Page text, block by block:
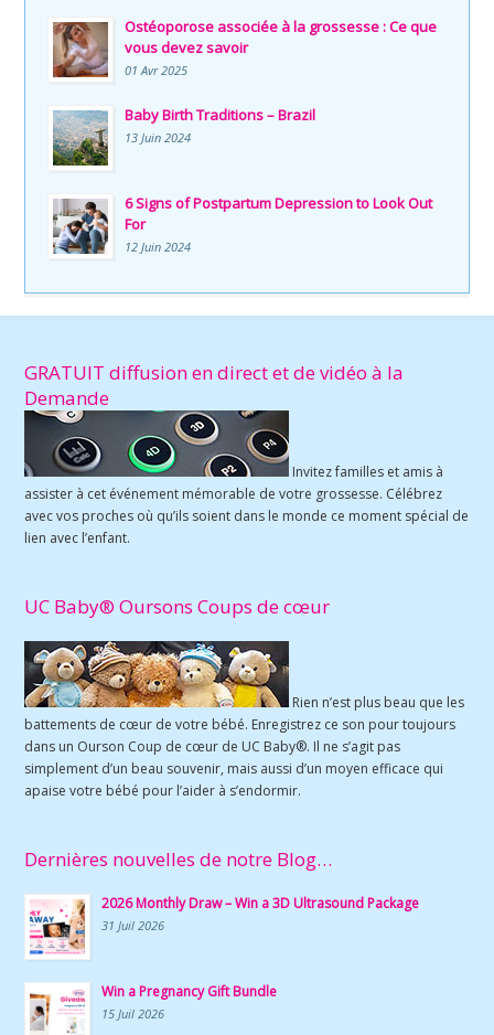
Ostéoporose associée à la grossesse : Ce que
vous devez savoir
01 Avr 2025
Baby Birth Traditions – Brazil
13 Juin 2024
6 Signs of Postpartum Depression to Look Out
For
12 Juin 2024
GRATUIT diffusion en direct et de vidéo à la
Demande
Invitez familles et amis à
assister à cet événement mémorable de votre grossesse. Célébrez
avec vos proches où qu’ils soient dans le monde ce moment spécial de
lien avec l’enfant.
UC Baby® Oursons Coups de cœur
Rien n’est plus beau que les
battements de cœur de votre bébé. Enregistrez ce son pour toujours
dans un Ourson Coup de cœur de UC Baby®. Il ne s’agit pas
simplement d’un beau souvenir, mais aussi d’un moyen efficace qui
apaise votre bébé pour l’aider à s’endormir.
Dernières nouvelles de notre Blog…
2026 Monthly Draw – Win a 3D Ultrasound Package
31 Juil 2026
Win a Pregnancy Gift Bundle
15 Juil 2026